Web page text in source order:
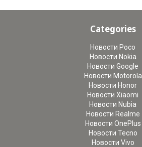
Categories
Новости Poco
Новости Nokia
Новости Google
Новости Motorola
Новости Honor
Новости Xiaomi
Новости Nubia
Новости Realme
Новости OnePlus
Новости Tecno
Новости Vivo